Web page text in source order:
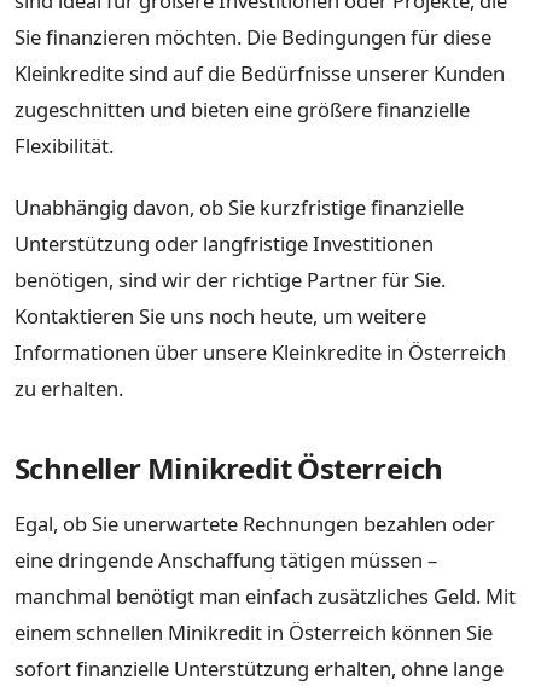
Sie finanzieren möchten. Die Bedingungen für diese
Kleinkredite sind auf die Bedürfnisse unserer Kunden
zugeschnitten und bieten eine größere finanzielle
Flexibilität.
Unabhängig davon, ob Sie kurzfristige finanzielle
Unterstützung oder langfristige Investitionen
benötigen, sind wir der richtige Partner für Sie.
Kontaktieren Sie uns noch heute, um weitere
Informationen über unsere Kleinkredite in Österreich
zu erhalten.
Schneller Minikredit Österreich
Egal, ob Sie unerwartete Rechnungen bezahlen oder
eine dringende Anschaffung tätigen müssen –
manchmal benötigt man einfach zusätzliches Geld. Mit
einem schnellen Minikredit in Österreich können Sie
sofort finanzielle Unterstützung erhalten, ohne lange